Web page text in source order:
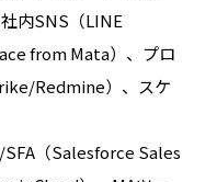
内SNS（LINE
from Mata）、プロ
Redmine）、スケ
（Salesforce Sales